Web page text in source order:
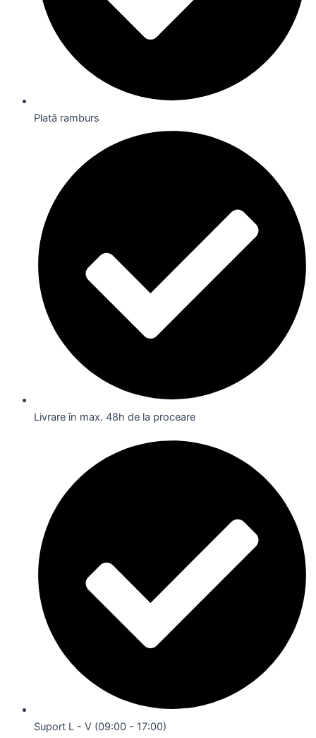
Plată ramburs
Livrare în max. 48h de la proceare
Suport L - V (09:00 - 17:00)